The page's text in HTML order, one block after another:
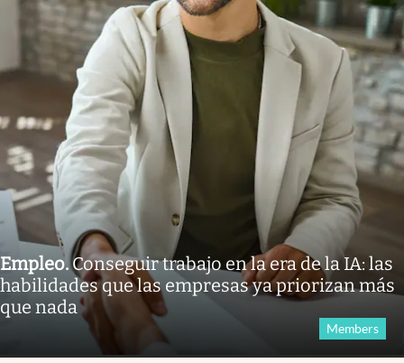
Empleo.Conseguir trabajo en la era de la IA: las
habilidades que las empresas ya priorizan más
que nada
Members